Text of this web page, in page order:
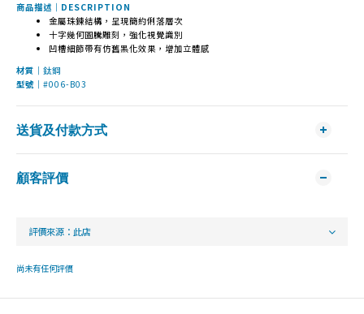
商品描述｜DESCRIPTION
金屬珠鍊結構，呈現簡約俐落層次
十字幾何圖騰雕刻，強化視覺識別
凹槽細節帶有仿舊黑化效果，增加立體感
材質｜ 鈦鋼
型號｜ #006-B03
送貨及付款方式
顧客評價
尚未有任何評價